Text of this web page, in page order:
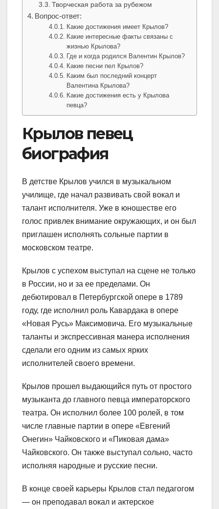
Творческая работа за рубежом
Вопрос-ответ:
Какие достижения имеет Крылов?
Какие интересные факты связаны с
жизнью Крылова?
Где и когда родился Валентин Крылов?
Какие песни пел Крылов?
Каким был последний концерт
Валентина Крылова?
Какие достижения есть у Крылова
певца?
Крылов певец
биография
В детстве Крылов учился в музыкальном
училище, где начал развивать свой вокал и
талант исполнителя. Уже в юношестве его
голос привлек внимание окружающих, и он был
приглашен исполнять сольные партии в
московском театре.
Крылов с успехом выступал на сцене не только
в России, но и за ее пределами. Он
дебютировал в Петербургской опере в 1789
году, где исполнил роль Кавардака в опере
«Новая Русь» Максимовича. Его музыкальные
таланты и экспрессивная манера исполнения
сделали его одним из самых ярких
исполнителей своего времени.
Крылов прошел выдающийся путь от простого
музыканта до главного певца императорского
театра. Он исполнил более 100 ролей, в том
числе главные партии в опере «Евгений
Онегин» Чайковского и «Пиковая дама»
Чайковского. Он также выступал сольно, часто
исполняя народные и русские песни.
В конце своей карьеры Крылов стал педагогом
— он преподавал вокал и актерское